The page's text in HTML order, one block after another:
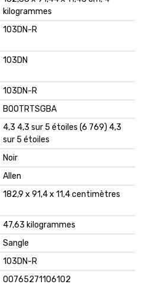
kilogrammes
‎103DN-R
‎103DN
‎103DN-R
B00TRTSGBA
4,3 4,3 sur 5 étoiles (6 769) 4,3
sur 5 étoiles
Noir
Allen
182,9 x 91,4 x 11,4 centimètres
47,63 kilogrammes
Sangle
103DN-R
00765271106102